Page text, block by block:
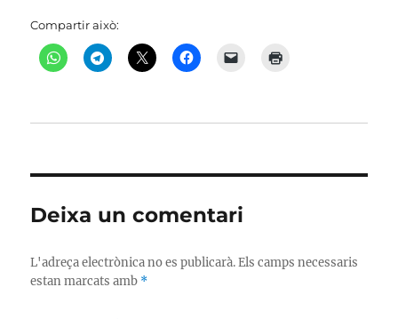
Compartir això:
Deixa un comentari
L'adreça electrònica no es publicarà. Els camps necessaris
estan marcats amb *